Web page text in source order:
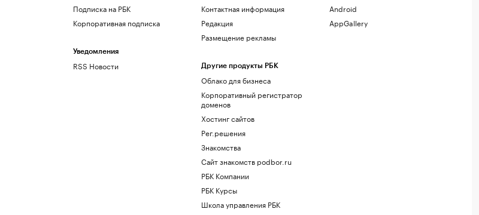
Подписка на РБК
Корпоративная подписка
Уведомления
RSS Новости
Контактная информация
Редакция
Размещение рекламы
Другие продукты РБК
Облако для бизнеса
Корпоративный регистратор
доменов
Хостинг сайтов
Рег.решения
Знакомства
Сайт знакомств podbor.ru
РБК Компании
РБК Курсы
Школа управления РБК
Android
AppGallery